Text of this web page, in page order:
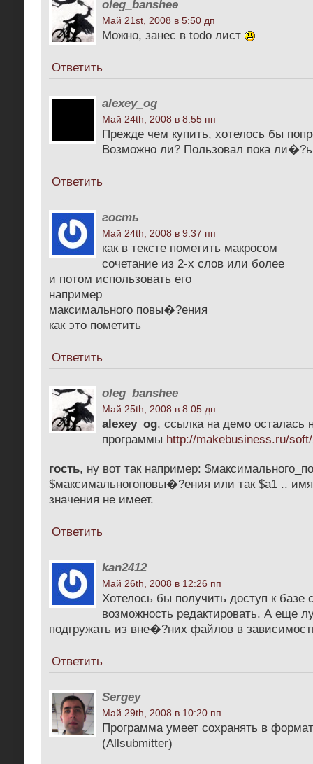
oleg_banshee
Май 21st, 2008 в 5:50 дп
Можно, занес в todo лист
Ответить
alexey_og
Май 24th, 2008 в 8:55 пп
Прежде чем купить, хотелось бы
Возможно ли? Пользовал пока
Ответить
гость
Май 24th, 2008 в 9:37 пп
как в тексте пометить макросом
сочетание из 2-х слов или более
и потом использовать его
например
максимального повы�?ения
как это пометить
Ответить
oleg_banshee
Май 25th, 2008 в 8:05 дп
alexey_og, ссылка на демо осталась
программы http://makebusiness.ru/
гость, ну вот так например:
$максимальногоповы�?ения или так $a1 ..
значения не имеет.
Ответить
kan2412
Май 26th, 2008 в 12:26 пп
Хотелось бы получить доступ к базе
возможность редактировать. А еще
подгружать из вне�?них файлов в
Ответить
Sergey
Май 29th, 2008 в 10:20 пп
Программа умеет сохранять в
(Allsubmitter)